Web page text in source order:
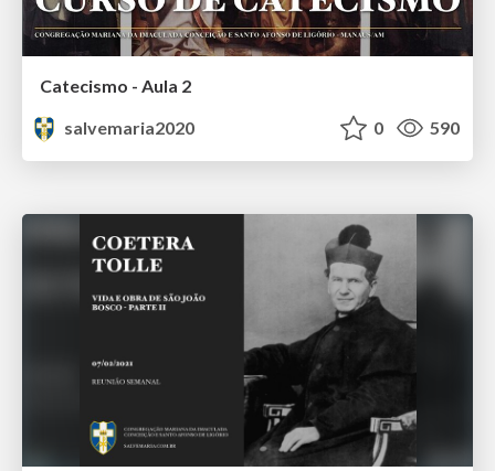
Catecismo - Aula 2
salvemaria2020
0 590